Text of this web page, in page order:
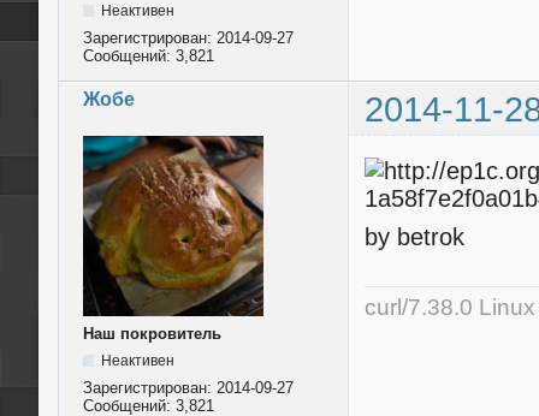
Неактивен
Зарегистрирован: 2014-09-27
Сообщений: 3,821
Жобе 2014-11-
Наш покровитель
Неактивен
Зарегистрирован: 2014-09-27
Сообщений: 3,821
by betrok
curl/7.38.0